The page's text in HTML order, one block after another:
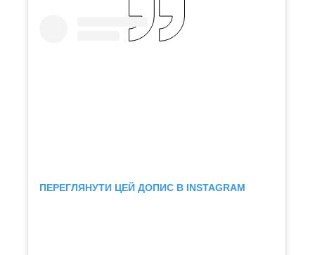
ПЕРЕГЛЯНУТИ ЦЕЙ ДОПИС В INSTAGRAM